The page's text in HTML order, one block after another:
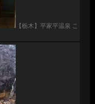
【栃木】平家平温泉 こ